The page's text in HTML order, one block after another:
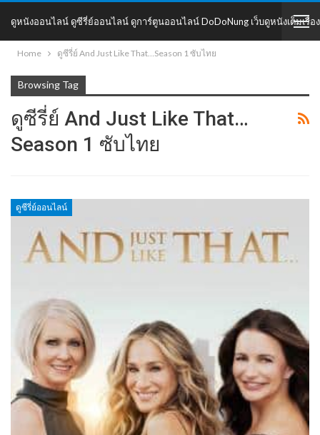
ดูหนังออนไลน์ ดูซีรี่ย์ออนไลน์ ดูการ์ตูนออนไลน์ DoDoNung เว็บดูหนังเต็มเรื่อง
DoDoNung
Home ดูซีรี่ย์ And Just Like That…Season 1 ซับไทย
Browsing Tag
ดูซีรี่ย์ And Just Like That…
Season 1 ซับไทย
ดูซีรี่ย์ออนไลน์